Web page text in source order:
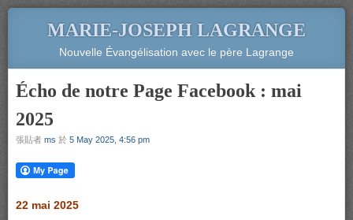
MARIE-JOSEPH LAGRANGE
Nouvelle Évangélisation avec le père Lagrange
Écho de notre Page Facebook : mai
2025
張貼者 ms 於 5 May 2025, 4:56 pm
22 mai 2025